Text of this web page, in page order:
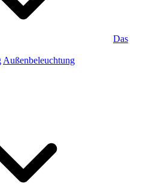
Das
Außenbeleuchtung